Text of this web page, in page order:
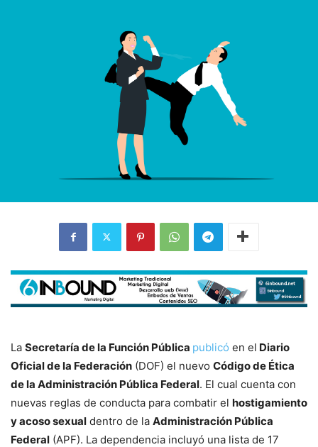
La Secretaría de la Función Pública publicó en el Diario
Oficial de la Federación (DOF) el nuevo Código de Ética
de la Administración Pública Federal. El cual cuenta con
nuevas reglas de conducta para combatir el hostigamiento
y acoso sexual dentro de la Administración Pública
Federal (APF). La dependencia incluyó una lista de 17